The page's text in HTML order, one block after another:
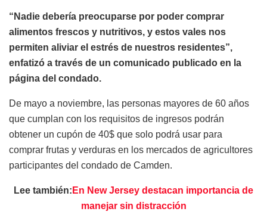
“Nadie debería preocuparse por poder comprar
alimentos frescos y nutritivos, y estos vales nos
permiten aliviar el estrés de nuestros residentes”,
enfatizó a través de un comunicado publicado en la
página del condado.
De mayo a noviembre, las personas mayores de 60 años
que cumplan con los requisitos de ingresos podrán
obtener un cupón de 40$ que solo podrá usar para
comprar frutas y verduras en los mercados de agricultores
participantes del condado de Camden.
Lee también: En New Jersey destacan importancia de
manejar sin distracción